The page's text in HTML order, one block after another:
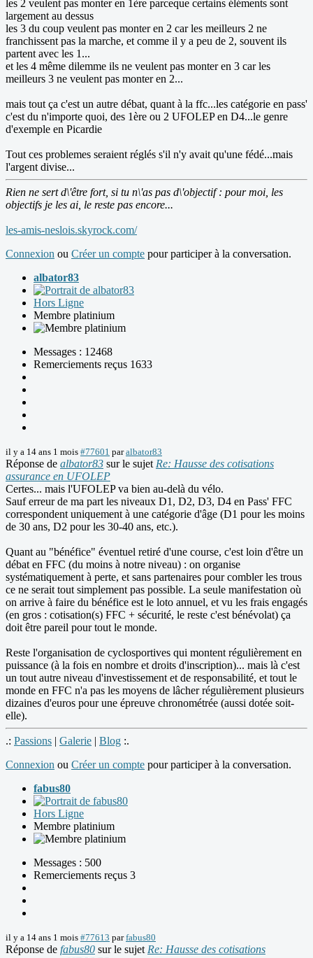
les 2 veulent pas monter en 1ère parceque certains éléments sont
largement au dessus
les 3 du coup veulent pas monter en 2 car les meilleurs 2 ne
franchissent pas la marche, et comme il y a peu de 2, souvent ils
partent avec les 1...
et les 4 même dilemme ils ne veulent pas monter en 3 car les
meilleurs 3 ne veulent pas monter en 2...
mais tout ça c'est un autre débat, quant à la ffc...les catégorie en pass'
c'est du n'importe quoi, des 1ère ou 2 UFOLEP en D4...le genre
d'exemple en Picardie
Tout ces problemes seraient réglés s'il n'y avait qu'une fédé...mais
l'argent divise...
Rien ne sert d\'être fort, si tu n\'as pas d\'objectif : pour moi, les
objectifs je les ai, le reste pas encore...
les-amis-neslois.skyrock.com/
Connexion ou Créer un compte pour participer à la conversation.
albator83
Hors Ligne
Membre platinium
Messages : 12468
Remerciements reçus 1633
il y a 14 ans 1 mois #77601 paralbator83
Réponse de albator83 sur le sujet Re: Hausse des cotisations
assurance en UFOLEP
Certes... mais l'UFOLEP va bien au-delà du vélo.
Sauf erreur de ma part les niveaux D1, D2, D3, D4 en Pass' FFC
correspondent uniquement à une catégorie d'âge (D1 pour les moins
de 30 ans, D2 pour les 30-40 ans, etc.).
Quant au "bénéfice" éventuel retiré d'une course, c'est loin d'être un
débat en FFC (du moins à notre niveau) : on organise
systématiquement à perte, et sans partenaires pour combler les trous
ce ne serait tout simplement pas possible. La seule manifestation où
on arrive à faire du bénéfice est le loto annuel, et vu les frais engagés
(en gros : cotisation(s) FFC + sécurité, le reste c'est bénévolat) ça
doit être pareil pour tout le monde.
Reste l'organisation de cyclosportives qui montent régulièrement en
puissance (à la fois en nombre et droits d'inscription)... mais là c'est
un tout autre niveau d'investissement et de responsabilité, et tout le
monde en FFC n'a pas les moyens de lâcher régulièrement plusieurs
dizaines d'euros pour une épreuve chronométrée (aussi dotée soit-
elle).
.: Passions | Galerie | Blog :.
Connexion ou Créer un compte pour participer à la conversation.
fabus80
Hors Ligne
Membre platinium
Messages : 500
Remerciements reçus 3
il y a 14 ans 1 mois #77613 parfabus80
Réponse de fabus80 sur le sujet Re: Hausse des cotisations